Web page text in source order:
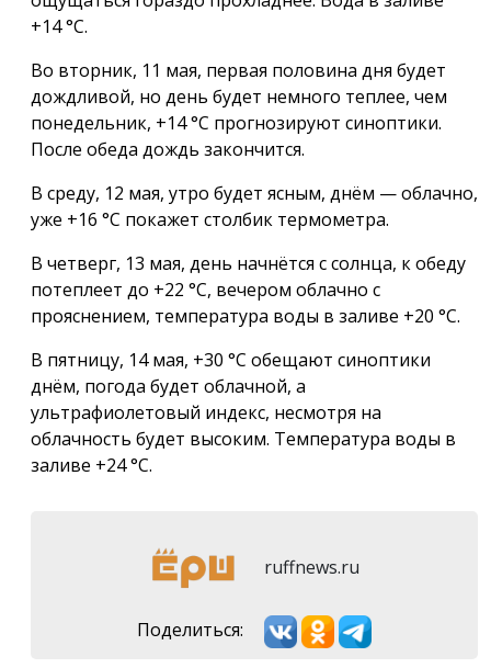
+14 °C.
Во вторник, 11 мая, первая половина дня будет
дождливой, но день будет немного теплее, чем
понедельник, +14 °C прогнозируют синоптики.
После обеда дождь закончится.
В среду, 12 мая, утро будет ясным, днём — облачно,
уже +16 °C покажет столбик термометра.
В четверг, 13 мая, день начнётся с солнца, к обеду
потеплеет до +22 °C, вечером облачно с
прояснением, температура воды в заливе +20 °C.
В пятницу, 14 мая, +30 °C обещают синоптики
днём, погода будет облачной, а
ультрафиолетовый индекс, несмотря на
облачность будет высоким. Температура воды в
заливе +24 °C.
ruffnews.ru
Поделиться: